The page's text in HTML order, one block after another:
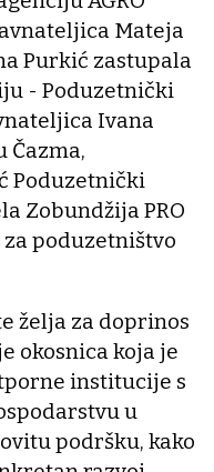
Mateja
Purkić zastupala
- Poduzetnički
Ivana
Čazma,
Poduzetnički
Zobundžija PRO
za poduzetništvo
želja za doprinos
okosnica koja je
institucije s
u
podršku, kako